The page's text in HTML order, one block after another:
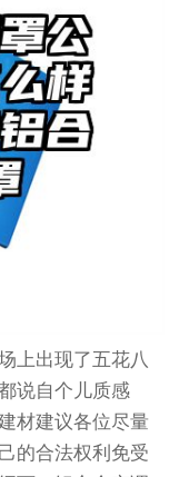
上出现了五花八
说自个儿质感
材建议各位尽量
的合法权利免受